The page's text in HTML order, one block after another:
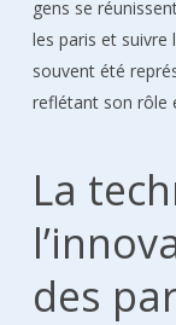
gens se
les paris et suivre
souvent été
reflétant son rôle
La
des